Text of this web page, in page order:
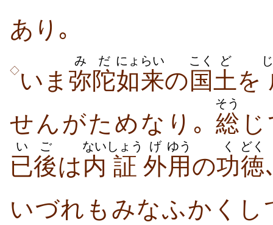
あり｡
◇いま 弥陀
みだ
如来
にょらい
の国
こく
土
ど
を
せんがためなり｡ 総
そう
已後
いご
は内
ない
証
しょう
外
げ
用
ゆう
の功
く
徳
どく
いづれもみなふかく